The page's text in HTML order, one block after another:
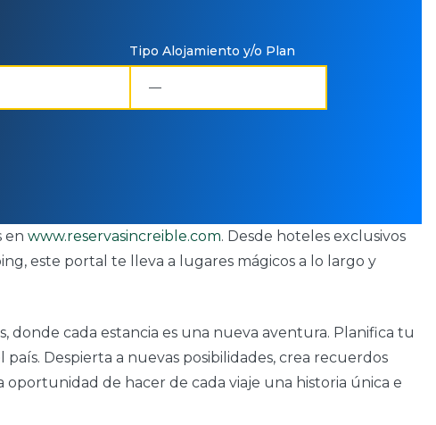
Tipo Alojamiento y/o Plan
en www.reservasincreible.com. Desde hoteles exclusivos
este portal te lleva a lugares mágicos a lo largo y
donde cada estancia es una nueva aventura. Planifica tu
Despierta a nuevas posibilidades, crea recuerdos
de hacer de cada viaje una historia única e